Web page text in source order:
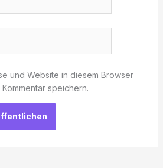
und Website in diesem Browser
speichern.